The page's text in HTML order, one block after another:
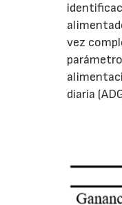
vez
diaria